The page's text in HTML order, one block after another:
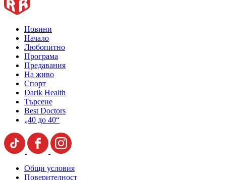
Новини
Начало
Любопитно
Програма
Предавания
На живо
Спорт
Darik Health
Търсене
Best Doctors
„40 до 40“
Общи условия
Поверителност